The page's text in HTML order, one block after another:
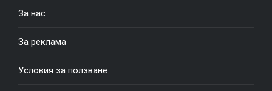
За нас
За реклама
Условия за ползване